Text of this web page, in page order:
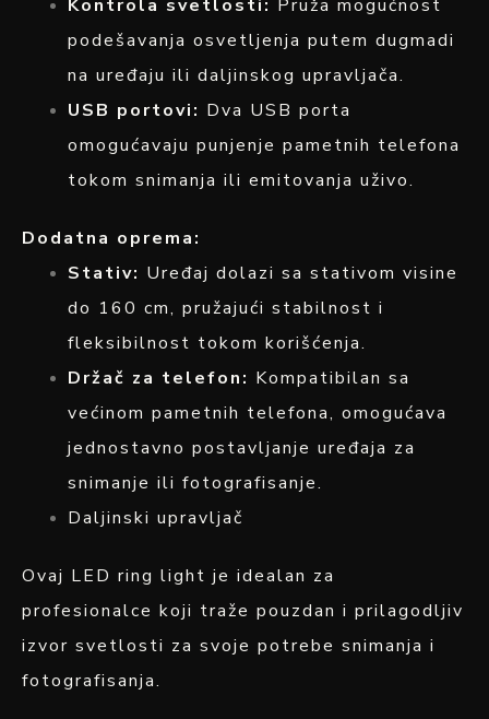
Kontrola svetlosti: Pruža mogućnost
podešavanja osvetljenja putem dugmadi
na uređaju ili daljinskog upravljača.
USB portovi: Dva USB porta
omogućavaju punjenje pametnih telefona
tokom snimanja ili emitovanja uživo.
Dodatna oprema:
Stativ: Uređaj dolazi sa stativom visine
do 160 cm, pružajući stabilnost i
fleksibilnost tokom korišćenja.
Držač za telefon: Kompatibilan sa
većinom pametnih telefona, omogućava
jednostavno postavljanje uređaja za
snimanje ili fotografisanje.
Daljinski upravljač
Ovaj LED ring light je idealan za
profesionalce koji traže pouzdan i prilagodljiv
izvor svetlosti za svoje potrebe snimanja i
fotografisanja.